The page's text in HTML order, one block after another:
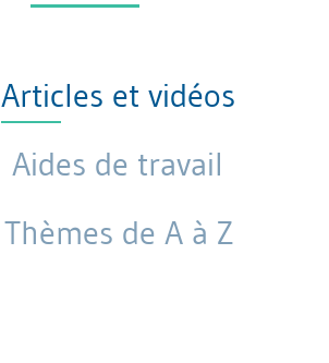
Articles et vidéos
Aides de travail
Thèmes de A à Z